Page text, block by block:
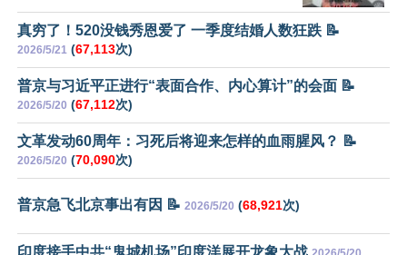
真穷了！520没钱秀恩爱了 一季度结婚人数狂跌 📝
2026/5/21 (67,113次)
普京与习近平正进行“表面合作、内心算计”的会面 📝
2026/5/20 (67,112次)
文革发动60周年：习死后将迎来怎样的血雨腥风？ 📝
2026/5/20 (70,090次)
普京急飞北京事出有因 📝 2026/5/20 (68,921次)
印度接手中共“鬼城机场”印度洋展开龙象大战